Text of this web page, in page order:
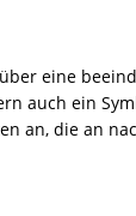
eine
auch ein
an, die an